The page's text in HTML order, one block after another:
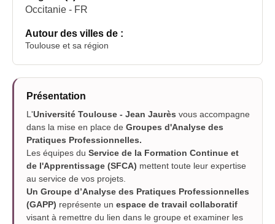
Occitanie - FR
Autour des villes de :
Toulouse et sa région
Présentation
L'Université Toulouse - Jean Jaurès vous accompagne
dans la mise en place de Groupes d'Analyse des
Pratiques Professionnelles.
Les équipes du Service de la Formation Continue et
de l'Apprentissage (SFCA) mettent toute leur expertise
au service de vos projets.
Un Groupe d’Analyse des Pratiques Professionnelles
(GAPP) représente un espace de travail collaboratif
visant à remettre du lien dans le groupe et examiner les